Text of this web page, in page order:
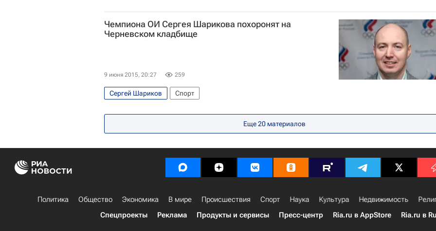
Чемпиона ОИ Сергея Шарикова похоронят на
Черневском кладбище
9 июня 2015, 20:27 259
Сергей Шариков Спорт
Еще20 материалов
Политика Общество Экономика В мире Происшествия Спорт Наука Культура Недвижимость
Спецпроекты
Реклама Продукты и сервисы Пресс-центр Ria.ru в AppStore Ria.ru в